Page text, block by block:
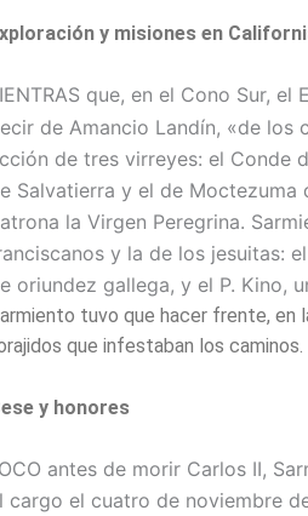
y misiones en
IENTRAS que, en el Cono Sur,
de Amancio Landín, «de los
de tres virreyes: el Conde
Sal­vatierra y el de Moctezuma
la Virgen Peregri­na.
y la de los jesuitas:
oriundez gallega, y el P. Kino,
tuvo que hacer frente, en
que infestaban los caminos.
y honores
OCO antes de morir Carlos II,
cargo el cuatro de noviembre